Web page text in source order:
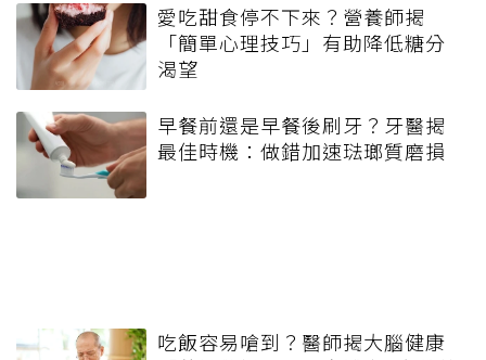
愛吃甜食停不下來？營養師揭
「簡單心理技巧」有助降低糖分
渴望
早餐前還是早餐後刷牙？牙醫揭
最佳時機：做錯加速琺瑯質磨損
吃飯容易嗆到？醫師揭大腦健康